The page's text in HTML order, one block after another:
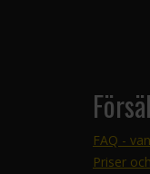
FAQ -
Priser